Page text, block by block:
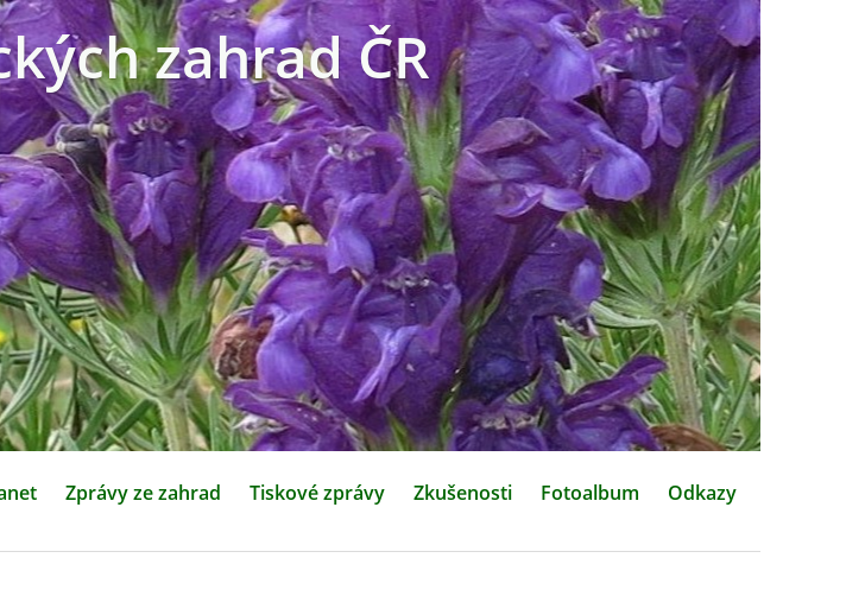
zahrad ČR
Zprávy ze zahrad Tiskové zprávy Zkušenosti Fotoalbum Odkazy